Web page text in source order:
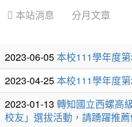
 本站消息 分月文章
文
章
列
表
2023-06-05本校111學年度
2023-04-25本校111學年度
2023-01-13 轉知國立西螺高
校友」選拔活動，請踴躍推薦